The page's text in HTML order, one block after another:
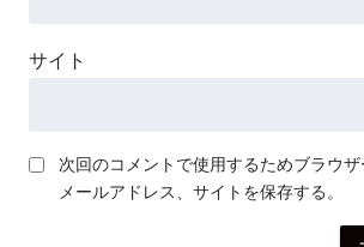
サイト
次回のコメントで使用するためブラウザ
メールアドレス、サイトを保存する。